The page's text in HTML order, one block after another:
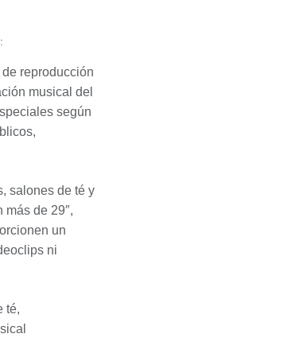
reproducción
musical del
según
salones de té y
de 29″,
un
ni
té,